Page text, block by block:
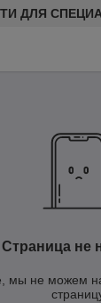
ДЛЯ
Страница не
мы не можем